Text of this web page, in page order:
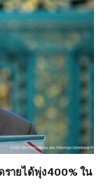
รายได้พุ่ง 400% ใน